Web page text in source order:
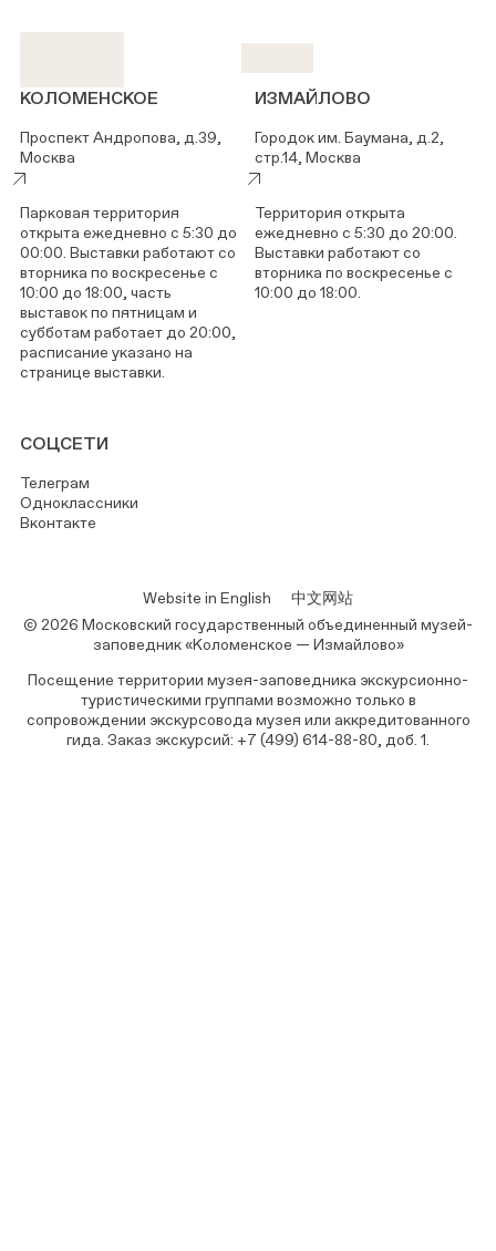
КОЛОМЕНСКОЕ
Проспект Андропова, д.39,
Москва
Парковая территория
открыта ежедневно с 5:30 до
00:00. Выставки работают со
вторника по воскресенье с
10:00 до 18:00, часть
выставок по пятницам и
субботам работает до 20:00,
расписание указано на
странице выставки.
ИЗМАЙЛОВО
Городок им. Баумана, д.2,
стр.14, Москва
Территория открыта
ежедневно с 5:30 до 20:00.
Выставки работают со
вторника по воскресенье с
10:00 до 18:00.
СОЦСЕТИ
Телеграм
Одноклассники
Вконтакте
Website in English
中文网站
© 2026 Московский государственный объединенный музей-
заповедник «Коломенское — Измайлово»
Посещение территории музея-заповедника экскурсионно-
туристическими группами возможно только в
сопровождении экскурсовода музея или аккредитованного
гида. Заказ экскурсий: +7 (499) 614-88-80, доб. 1.